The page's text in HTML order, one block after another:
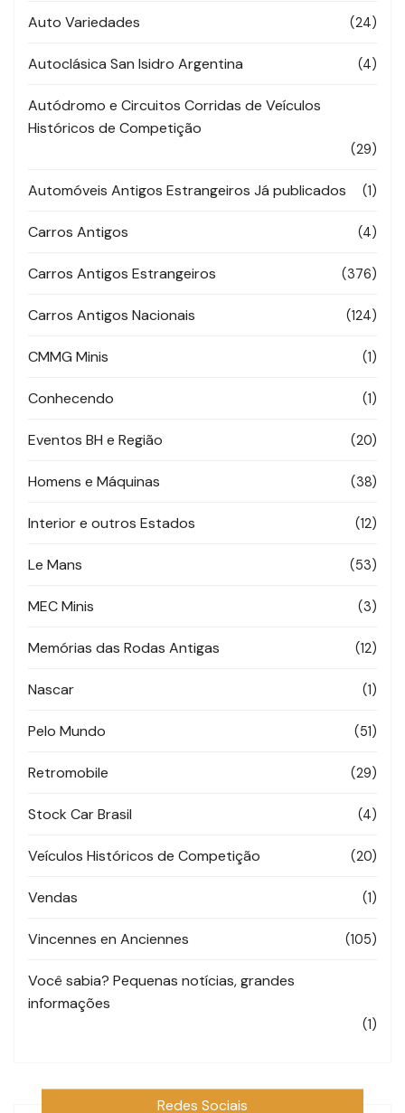
Auto Variedades (24)
Autoclásica San Isidro Argentina (4)
Autódromo e Circuitos Corridas de Veículos
Históricos de Competição
(29)
Automóveis Antigos Estrangeiros Já publicados (1)
Carros Antigos (4)
Carros Antigos Estrangeiros (376)
Carros Antigos Nacionais (124)
CMMG Minis (1)
Conhecendo (1)
Eventos BH e Região (20)
Homens e Máquinas (38)
Interior e outros Estados (12)
Le Mans (53)
MEC Minis (3)
Memórias das Rodas Antigas (12)
Nascar (1)
Pelo Mundo (51)
Retromobile (29)
Stock Car Brasil (4)
Veículos Históricos de Competição (20)
Vendas (1)
Vincennes en Anciennes (105)
Você sabia? Pequenas notícias, grandes
informações
(1)
Redes Sociais